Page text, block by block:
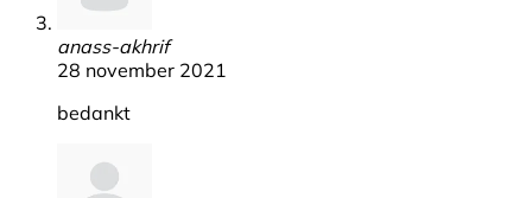
anass-akhrif
28 november 2021
bedankt